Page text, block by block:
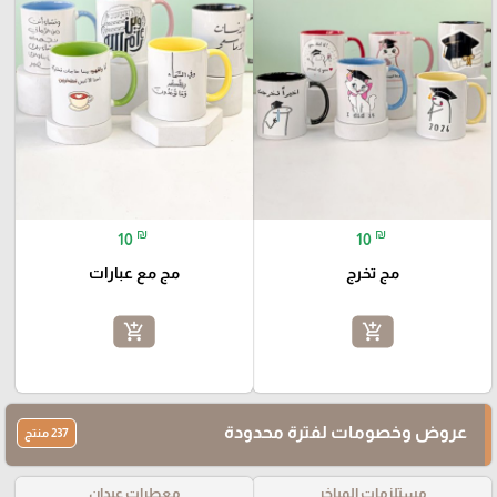
10 ₪
مج تخرج
add_shopping_cart
10 ₪
مج مع عبارات
add_shopping_cart
عروض وخصومات لفترة محدودة 237 منتج
مستلزمات المباخر معطرات عيدان